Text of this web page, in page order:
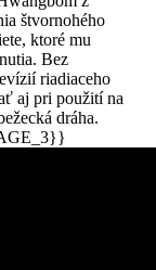
štvornohého
ktoré mu
Bez
riadiaceho
aj pri použití na
dráha.